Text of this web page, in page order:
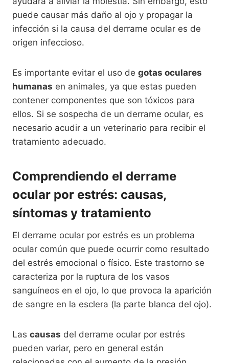
puede causar más daño al ojo y propagar la
infección si la causa del derrame ocular es de
origen infeccioso.
Es importante evitar el uso de gotas oculares
humanas en animales, ya que estas pueden
contener componentes que son tóxicos para
ellos. Si se sospecha de un derrame ocular, es
necesario acudir a un veterinario para recibir el
tratamiento adecuado.
Comprendiendo el derrame
ocular por estrés: causas,
síntomas y tratamiento
El derrame ocular por estrés es un problema
ocular común que puede ocurrir como resultado
del estrés emocional o físico. Este trastorno se
caracteriza por la ruptura de los vasos
sanguíneos en el ojo, lo que provoca la aparición
de sangre en la esclera (la parte blanca del ojo).
Las causas del derrame ocular por estrés
pueden variar, pero en general están